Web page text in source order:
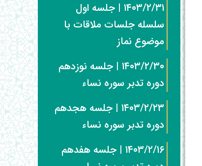
۱۴۰۳/۲/۳۱ | جلسه اول
سلسله جلسات ملاقات با
موضوع نماز
۱۴۰۳/۲/۳۰ | جلسه نوزدهم
دوره تدبر سوره نساء
۱۴۰۳/۲/۲۳ | جلسه هجدهم
دوره تدبر سوره نساء
۱۴۰۳/۲/۱۶ | جلسه هفدهم